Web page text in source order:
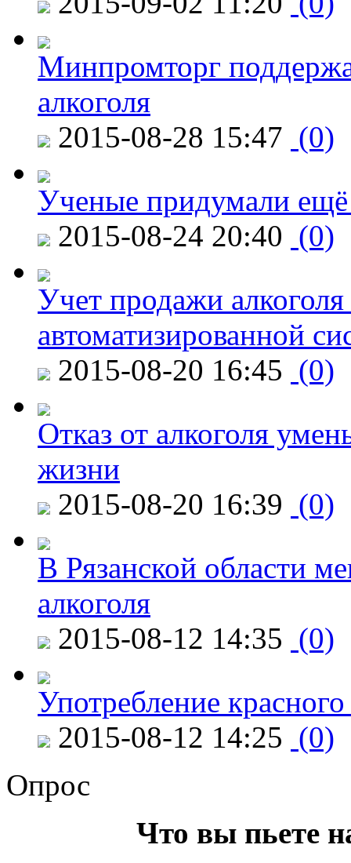
Минпромторг
алкоголя
2015-08-28 15:47 (0)
Ученые придумали ещё
2015-08-24 20:40 (0)
Учет продажи
автоматизированной
2015-08-20 16:45 (0)
Отказ от алкоголя
жизни
2015-08-20 16:39 (0)
В Рязанской области
алкоголя
2015-08-12 14:35 (0)
Употребление
2015-08-12 14:25 (0)
Опрос
Что вы пьете